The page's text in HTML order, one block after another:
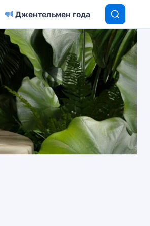
Джентельмен года